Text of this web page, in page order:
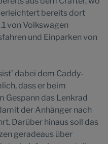
erleichtert bereits dort
von Volkswagen
und Einparken von
dabei dem Caddy-
dass er beim
Gespann das Lenkrad
der Anhänger nach
Darüber hinaus soll das
geradeaus über